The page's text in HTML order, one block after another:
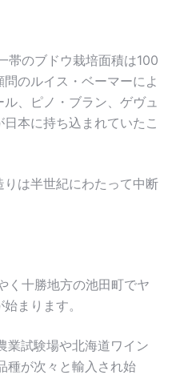
帯のブドウ栽培面積は100
のルイス・ベーマーによ
、ピノ・ブラン、ゲヴュ
本に持ち込まれていたこ
は半世紀にわたって中断
く十勝地方の池田町でヤ
まります。
業試験場や北海道ワイン
種が次々と輸入され始